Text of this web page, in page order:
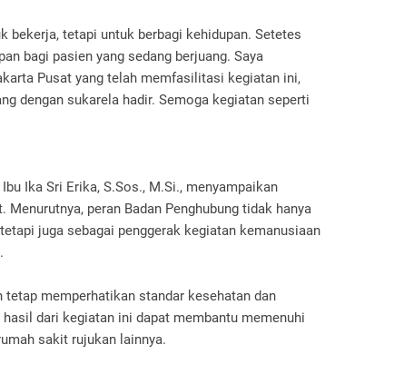
bekerja, tetapi untuk berbagi kehidupan. Setetes
bagi pasien yang sedang berjuang. Saya
Pusat yang telah memfasilitasi kegiatan ini,
dengan sukarela hadir. Semoga kegiatan seperti
Ika Sri Erika, S.Sos., M.Si., menyampaikan
peran Badan Penghubung tidak hanya
juga sebagai penggerak kegiatan kemanusiaan
memperhatikan standar kesehatan dan
dari kegiatan ini dapat membantu memenuhi
sakit rujukan lainnya.